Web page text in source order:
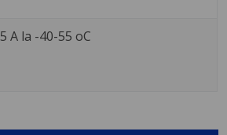
5 A la -40-55 oC